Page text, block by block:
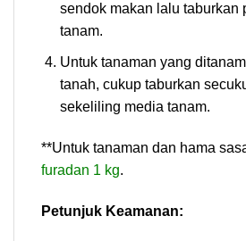
sendok makan lalu taburkan
tanam.
Untuk tanaman yang
tanah, cukup taburkan
sekeliling media tanam.
**Untuk tanaman dan hama
furadan 1 kg.
Petunjuk Keamanan: